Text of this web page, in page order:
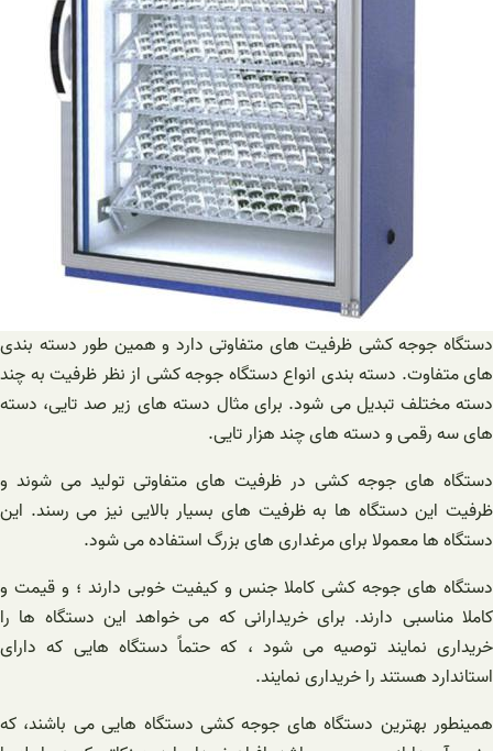
دستگاه جوجه کشی ظرفیت های متفاوتی دارد و همین طور دسته بندی
های متفاوت. دسته بندی انواع دستگاه جوجه کشی از نظر ظرفیت به چند
دسته مختلف تبدیل می شود. برای مثال دسته های زیر صد تایی، دسته
های سه رقمی و دسته های چند هزار تایی.
دستگاه های جوجه کشی در ظرفیت های متفاوتی تولید می شوند و
ظرفیت این دستگاه ها به ظرفیت های بسیار بالایی نیز می رسند. این
دستگاه ها معمولا برای مرغداری های بزرگ استفاده می شود.
دستگاه های جوجه کشی کاملا جنس و کیفیت خوبی دارند ؛ و قیمت و
کاملا مناسبی دارند. برای خریدارانی که می خواهد این دستگاه ها را
خریداری نمایند توصیه می شود ، که حتماً دستگاه‌ هایی که دارای
استاندارد هستند را خریداری نمایند.
همینطور بهترین دستگاه های جوجه کشی دستگاه هایی می باشند، که